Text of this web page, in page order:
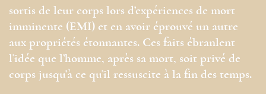
sortis de leur corps lors d’expériences de mort
imminente (EMI) et en avoir éprouvé un autre
aux propriétés étonnantes. Ces faits ébranlent
l’idée que l’homme, après sa mort, soit privé de
corps jusqu’à ce qu’il ressuscite à la fin des temps.